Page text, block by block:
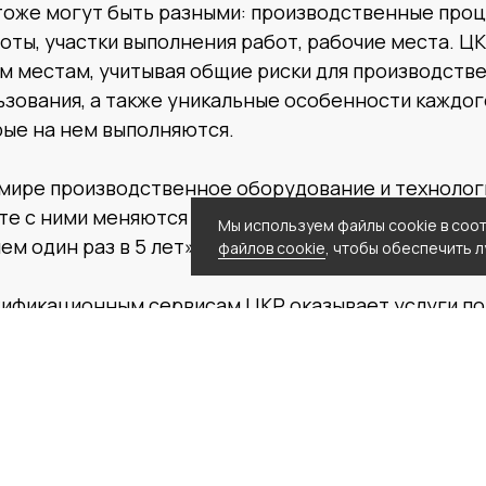
могут быть разными: производственные
участки выполнения работ, рабочие места.
местам, учитывая общие риски для
а также уникальные особенности
на нем выполняются.
производственное оборудование и
с ними меняются и риски. Поэтому
один раз в 5 лет», — отмечает Оксана
сервисам ЦКР оказывает услуги
Мы используем файлы cookie в
файлов cookie, чтобы обеспечить